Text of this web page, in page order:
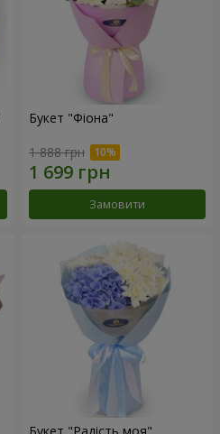
Букет "Фіона"
1 888 грн
Замовити